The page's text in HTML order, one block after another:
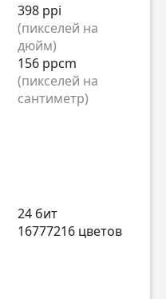
398 ppi
(пикселей на
дюйм)
156 ppcm
(пикселей на
сантиметр)
24 бит
16777216 цветов